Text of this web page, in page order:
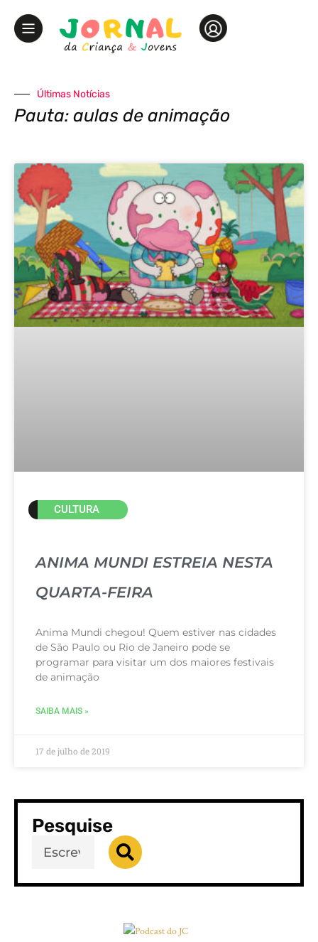
Últimas Notícias
Pauta: aulas de animação
CULTURA
ANIMA MUNDI ESTREIA NESTA
QUARTA-FEIRA
Anima Mundi chegou! Quem estiver nas cidades
de São Paulo ou Rio de Janeiro pode se
programar para visitar um dos maiores festivais
de animação
SAIBA MAIS »
17 de julho de 2019
Pesquise